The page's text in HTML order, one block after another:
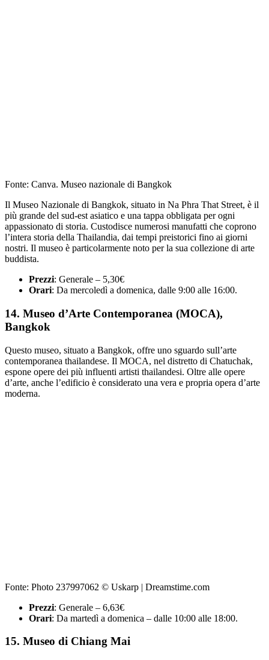
Fonte: Canva. Museo nazionale di Bangkok
Il Museo Nazionale di Bangkok, situato in Na Phra That Street, è il
più grande del sud-est asiatico e una tappa obbligata per ogni
appassionato di storia. Custodisce numerosi manufatti che coprono
l’intera storia della Thailandia, dai tempi preistorici fino ai giorni
nostri. Il museo è particolarmente noto per la sua collezione di arte
buddista.
Prezzi: Generale – 5,30€
Orari: Da mercoledì a domenica, dalle 9:00 alle 16:00.
14. Museo d’Arte Contemporanea (MOCA),
Bangkok
Questo museo, situato a Bangkok, offre uno sguardo sull’arte
contemporanea thailandese. Il MOCA, nel distretto di Chatuchak,
espone opere dei più influenti artisti thailandesi. Oltre alle opere
d’arte, anche l’edificio è considerato una vera e propria opera d’arte
moderna.
Fonte: Photo 237997062 © Uskarp | Dreamstime.com
Prezzi: Generale – 6,63€
Orari: Da martedì a domenica – dalle 10:00 alle 18:00.
15. Museo di Chiang Mai